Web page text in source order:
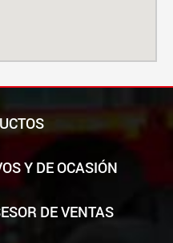
Y DE OCASIÓN
DE VENTAS